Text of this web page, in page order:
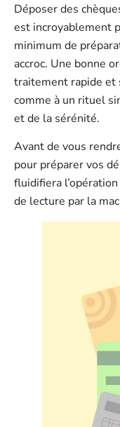
Déposer des
est incroyablement
minimum de
accroc. Une bonne
traitement rapide et
comme à un rituel
et de la sérénité.
Avant de vous
pour préparer vos
fluidifiera
de lecture par la